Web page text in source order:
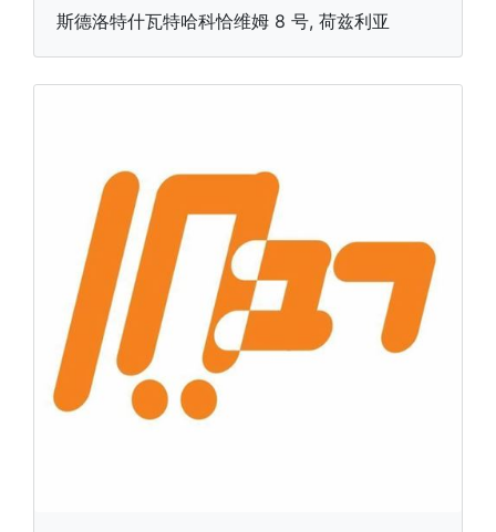
斯德洛特什瓦特哈科恰维姆 8 号, 荷兹利亚